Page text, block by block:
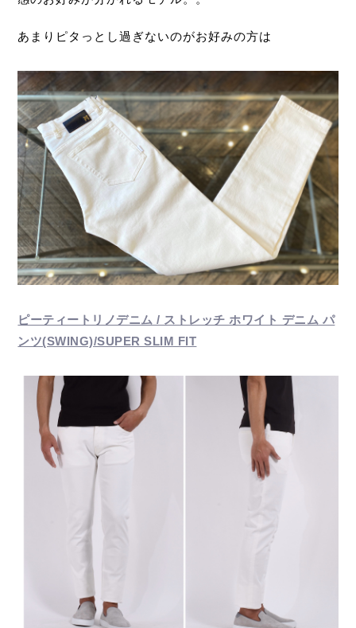
あまりピタっとし過ぎないのがお好みの方は
ピーティートリノデニム / ストレッチ ホワイト デニム パ
ンツ(SWING)/SUPER SLIM FIT